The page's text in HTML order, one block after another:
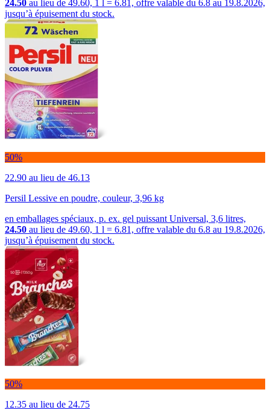
24.50 au lieu de 49.60, 1 l = 6.81, offre valable du 6.8 au 19.8.2026,
jusqu’à épuisement du stock.
50%
22.90 au lieu de 46.13
Persil Lessive en poudre, couleur, 3,96 kg
en emballages spéciaux, p. ex. gel puissant Universal, 3,6 litres,
24.50 au lieu de 49.60, 1 l = 6.81, offre valable du 6.8 au 19.8.2026,
jusqu’à épuisement du stock.
50%
12.35 au lieu de 24.75